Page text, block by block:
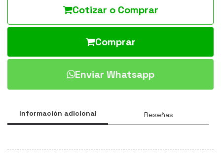
Cotizar o Comprar
Comprar
Enviar Whatsapp
Información adicional Reseñas